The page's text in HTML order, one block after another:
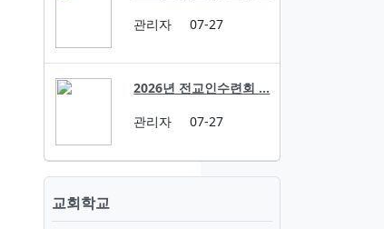
관리자
07-27
2026년 전교인수련회 …
관리자
07-27
교회학교